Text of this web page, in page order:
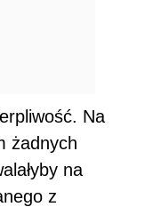
Na
żadnych
na
z